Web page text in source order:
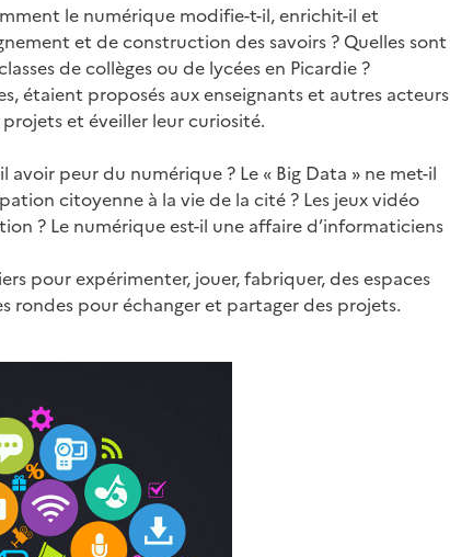
le numérique modifie-t-il, enrichit-il et
et de construction des savoirs ? Quelles sont
de collèges ou de lycées en Picardie ?
étaient proposés aux enseignants et autres acteurs
et éveiller leur curiosité.
avoir peur du numérique ? Le « Big Data » ne met-il
citoyenne à la vie de la cité ? Les jeux vidéo
? Le numérique est-il une affaire d’informaticiens
pour expérimenter, jouer, fabriquer, des espaces
rondes pour échanger et partager des projets.